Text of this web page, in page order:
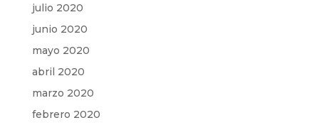
julio 2020
junio 2020
mayo 2020
abril 2020
marzo 2020
febrero 2020